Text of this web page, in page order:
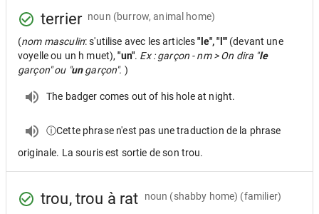
terrier noun (burrow, animal home)
(nom masculin: s'utilise avec les articles"le", "l'" (devant une
voyelle ou un h muet),"un". Ex : garçon - nm > On dira "le
garçon" ou "ungarçon". )
The badger comes out of his hole at night.
ⓘCette phrase n'est pas une traduction de la phrase
originale. La souris est sortie de son trou.
trou, trou à rat noun (shabby home) (familier)